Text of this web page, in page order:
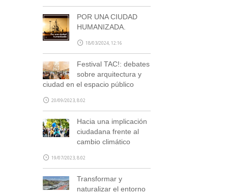
POR UNA CIUDAD
HUMANIZADA.
18/03/2024, 12:16
Festival TAC!: debates
sobre arquitectura y
ciudad en el espacio público
20/09/2023, 8:02
Hacia una implicación
ciudadana frente al
cambio climático
19/07/2023, 8:02
Transformar y
naturalizar el entorno